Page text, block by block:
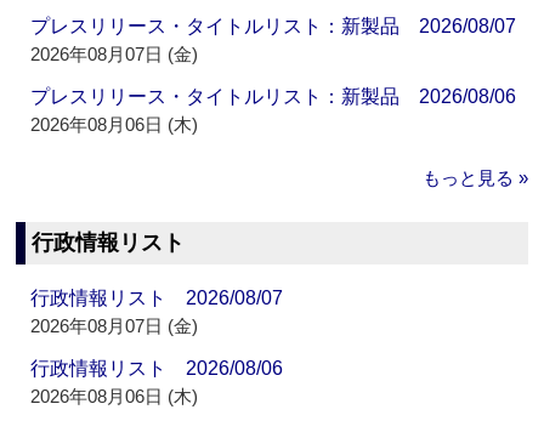
プレスリリース・タイトルリスト：新製品 2026/08/07
2026年08月07日 (金)
プレスリリース・タイトルリスト：新製品 2026/08/06
2026年08月06日 (木)
もっと見る »
行政情報リスト
行政情報リスト 2026/08/07
2026年08月07日 (金)
行政情報リスト 2026/08/06
2026年08月06日 (木)